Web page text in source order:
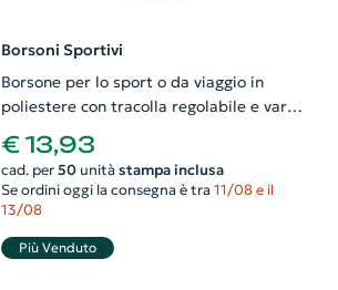
Borsoni Sportivi
Borsone per lo sport o da viaggio in
poliestere con tracolla regolabile e varie
€ 13,93
cad. per 50unità stampa inclusa
Se ordini oggi la consegna è tra 11/08 e il
13/08
Più Venduto